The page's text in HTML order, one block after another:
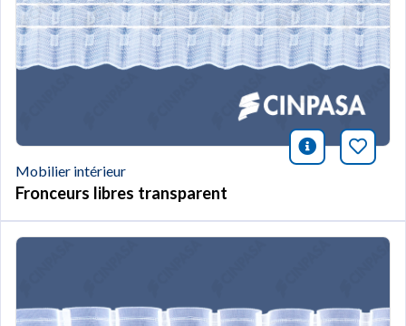
icono
Mobilier intérieur
Fronceurs libres transparent